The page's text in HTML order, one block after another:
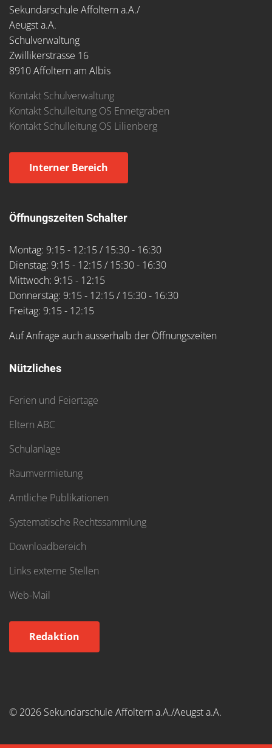
Sekundarschule Affoltern a.A./
Aeugst a.A.
Schulverwaltung
Zwillikerstrasse 16
8910 Affoltern am Albis
Kontakt Schulverwaltung
Kontakt Schulleitung OS Ennetgraben
Kontakt Schulleitung OS Lilienberg
Interner Bereich
Öffnungszeiten Schalter
Montag: 9:15 - 12:15 / 15:30 - 16:30
Dienstag: 9:15 - 12:15 / 15:30 - 16:30
Mittwoch: 9:15 - 12:15
Donnerstag: 9:15 - 12:15 / 15:30 - 16:30
Freitag: 9:15 - 12:15
Auf Anfrage auch ausserhalb der Öffnungszeiten
Nützliches
Ferien und Feiertage
Eltern ABC
Schulanlage
Raumvermietung
Amtliche Publikationen
Systematische Rechtssammlung
Downloadbereich
Links externe Stellen
Web-Mail
Redaktion
© 2026 Sekundarschule Affoltern a.A./Aeugst a.A.